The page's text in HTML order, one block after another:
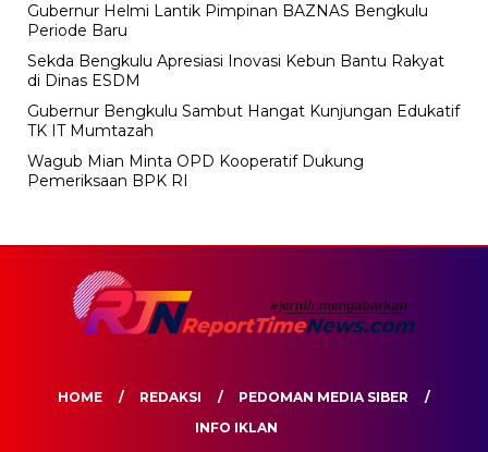
Gubernur Helmi Lantik Pimpinan BAZNAS Bengkulu
Periode Baru
Sekda Bengkulu Apresiasi Inovasi Kebun Bantu Rakyat
di Dinas ESDM
Gubernur Bengkulu Sambut Hangat Kunjungan Edukatif
TK IT Mumtazah
Wagub Mian Minta OPD Kooperatif Dukung
Pemeriksaan BPK RI
HOME REDAKSI
PEDOMAN MEDIA SIBER
INFO IKLAN